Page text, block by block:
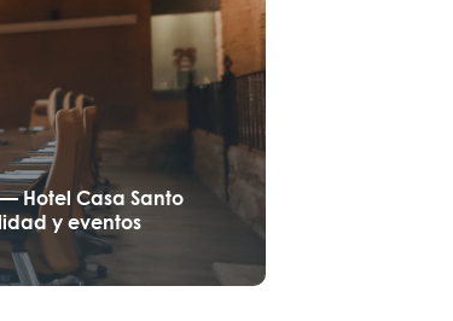
Hotel Casa Santo
y eventos